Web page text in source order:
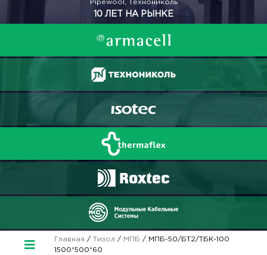
Pipewool, Технониколь
10 ЛЕТ НА РЫНКЕ
Главная / Тизол / МПБ / МПБ-50/БТ2/ТБК-100
1500*500*60